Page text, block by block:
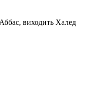
виходить Халед